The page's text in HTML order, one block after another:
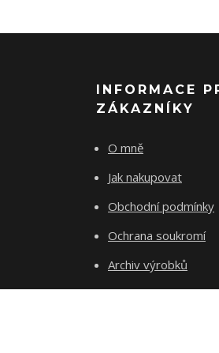
INFORMACE
ZÁKAZNÍKY
O mně
Jak nakupovat
Obchodní podmínky
Ochrana soukromí
Archiv výrobků
Kontakty